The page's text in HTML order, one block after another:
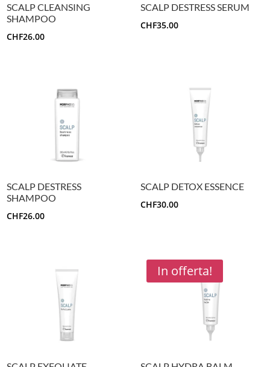
SCALP CLEANSING
SHAMPOO
CHF26.00
SCALP DESTRESS SERUM
CHF35.00
SCALP DESTRESS
SHAMPOO
CHF26.00
SCALP DETOX ESSENCE
CHF30.00
In offerta!